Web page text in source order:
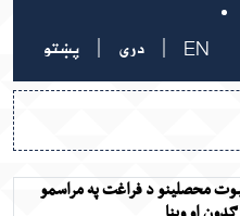
| دری | پښتو
محصلینو د فراغت په مراسمو